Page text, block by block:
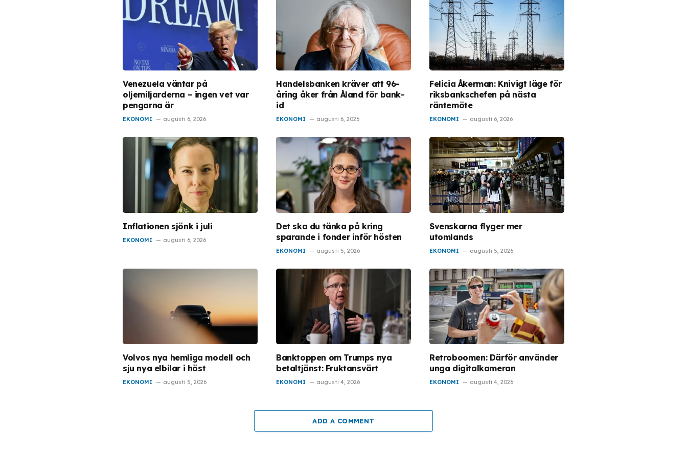
Venezuela väntar på
oljemiljarderna – ingen vet var
pengarna är
EKONOMI augusti 6, 2026
Handelsbanken kräver att 96-
åring åker från Åland för bank-
id
EKONOMI augusti 6, 2026
Felicia Åkerman: Knivigt läge för
riksbankschefen på nästa
räntemöte
EKONOMI augusti 6, 2026
Inflationen sjönk i juli
EKONOMI augusti 6, 2026
Det ska du tänka på kring
sparande i fonder inför hösten
EKONOMI augusti 5, 2026
Svenskarna flyger mer
utomlands
EKONOMI augusti 5, 2026
Volvos nya hemliga modell och
sju nya elbilar i höst
EKONOMI augusti 5, 2026
Banktoppen om Trumps nya
betaltjänst: Fruktansvärt
EKONOMI augusti 4, 2026
Retroboomen: Därför använder
unga digitalkameran
EKONOMI augusti 4, 2026
ADD A COMMENT